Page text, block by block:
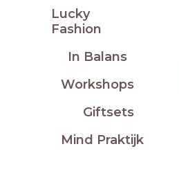
Lucky
Fashion
In Balans
Workshops
Giftsets
Mind Praktijk